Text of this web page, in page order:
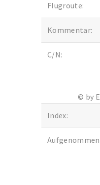
Flugroute:
Kommentar:
C/N:
© by
Index: